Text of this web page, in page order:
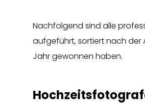
Nachfolgend sind alle
aufgeführt, sortiert nach der
Jahr gewonnen haben.